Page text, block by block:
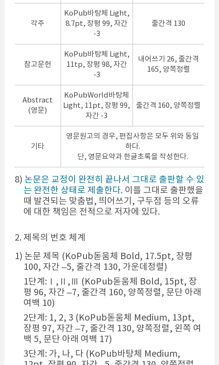
각주
KoPub바탕체 Light,
8.7pt, 장평 99, 자간
-3
줄간격 130
참고문헌
KoPub바탕체 Light,
11tp, 장평 98, 자간
-3
내어쓰기 26, 줄간격
165, 양쪽정렬
Abstract
(영문)
KoPubWorld바탕체
Light, 11pt, 장평 99,
자간 -3
줄간격 160, 양쪽정렬
기타
영문원고의 경우, 편집사항은 모두 위와 동일
하다.
단, 영문요약과 한글초록을 작성한다.
8) 논문은 교정이 완전히 끝나서 그대로 출판할 수 있
는 완전한 상태로 제출한다.이를 그대로 출판했을
때 발견되는 맞춤법, 띄어쓰기, 구두점 등의 오류
에 대한 책임은 전적으로 저자에 있다.
2. 제목의 번호 체계
1) 논문 제목 (KoPub돋움체 Bold, 17.5pt, 장평
100, 자간 –5, 줄간격 130, 가운데정렬)
1단계:Ⅰ,Ⅱ,Ⅲ (KoPub돋움체 Bold, 15pt, 장
평 96, 자간 –7, 줄간격 160, 양쪽정렬, 문단 아래
여백 10)
2단계: 1, 2, 3 (KoPub돋움체 Medium, 13pt,
장평 97, 자간 –7, 줄간격 130, 양쪽정렬, 왼쪽 여
백 5, 문단 아래 여백 17)
3단계: 가, 나, 다 (KoPub바탕체 Medium,